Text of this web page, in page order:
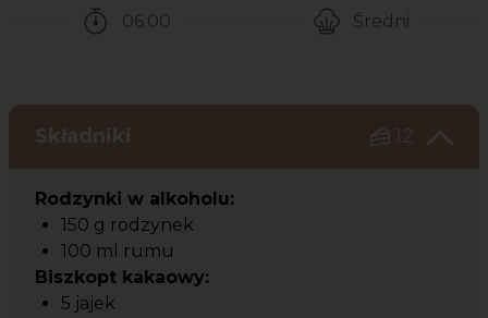
06:00
Średni
Składniki 12
Rodzynki w alkoholu:
150 g rodzynek
100 ml rumu
Biszkopt kakaowy:
5 jajek